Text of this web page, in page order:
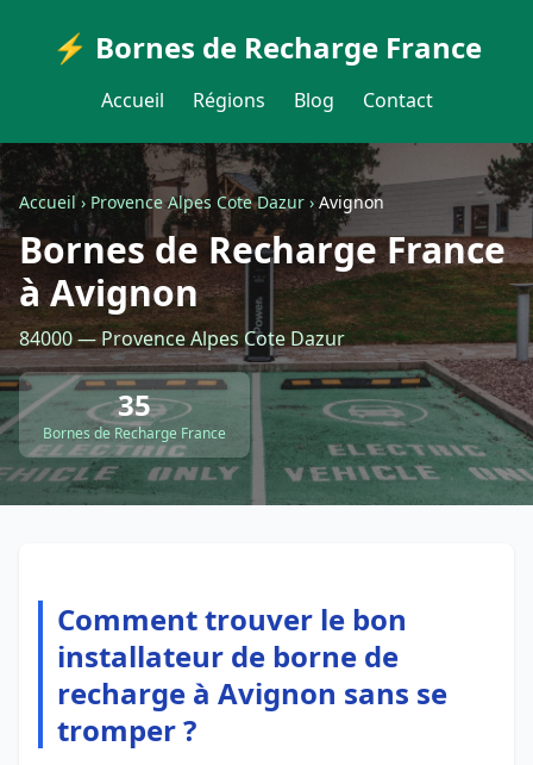
⚡ Bornes de Recharge France
Accueil Régions Blog Contact
Accueil›Provence Alpes Cote Dazur ›Avignon
Bornes de Recharge France
à Avignon
84000 — Provence Alpes Cote Dazur
35
Bornes de Recharge France
Comment trouver le bon
installateur de borne de
recharge à Avignon sans se
tromper ?